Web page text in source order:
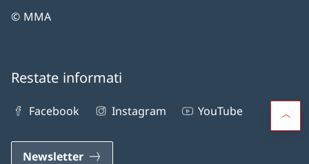
© MMA
Restate informati
Facebook Instagram YouTube
Newsletter